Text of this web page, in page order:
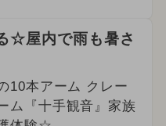
☆屋内で雨も暑さ
10本アーム クレー
ム『十手観音』家族